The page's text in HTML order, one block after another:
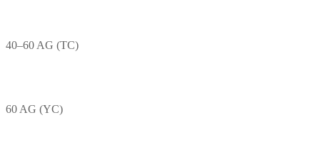
40–60 AG (TC)
60 AG (YC)